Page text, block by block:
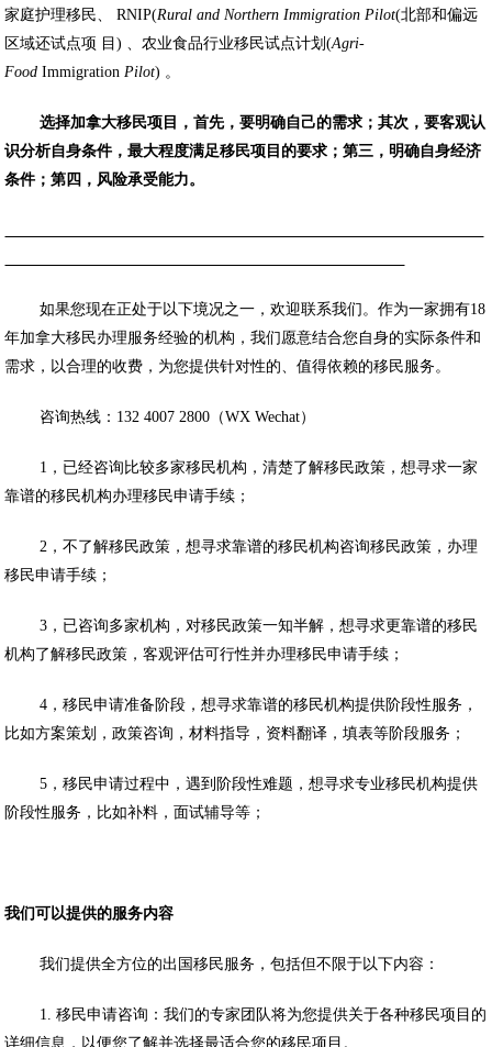
家庭护理移民、 RNIP(Rural and Northern Immigration Pilot(北部和偏远
区域还试点项 目) 、农业食品行业移民试点计划(Agri-
FoodImmigration Pilot) 。
选择加拿大移民项目，首先，要明确自己的需求；其次，要客观认
识分析自身条件，最大程度满足移民项目的要求；第三，明确自身经济
条件；第四，风险承受能力。
如果您现在正处于以下境况之一，欢迎联系我们。作为一家拥有18
年加拿大移民办理服务经验的机构，我们愿意结合您自身的实际条件和
需求，以合理的收费，为您提供针对性的、值得依赖的移民服务。
咨询热线：132 4007 2800（WX Wechat）
1，已经咨询比较多家移民机构，清楚了解移民政策，想寻求一家
靠谱的移民机构办理移民申请手续；
2，不了解移民政策，想寻求靠谱的移民机构咨询移民政策，办理
移民申请手续；
3，已咨询多家机构，对移民政策一知半解，想寻求更靠谱的移民
机构了解移民政策，客观评估可行性并办理移民申请手续；
4，移民申请准备阶段，想寻求靠谱的移民机构提供阶段性服务，
比如方案策划，政策咨询，材料指导，资料翻译，填表等阶段服务；
5，移民申请过程中，遇到阶段性难题，想寻求专业移民机构提供
阶段性服务，比如补料，面试辅导等；
我们可以提供的服务内容
我们提供全方位的出国移民服务，包括但不限于以下内容：
1. 移民申请咨询：我们的专家团队将为您提供关于各种移民项目的
详细信息，以便您了解并选择最适合您的移民项目。